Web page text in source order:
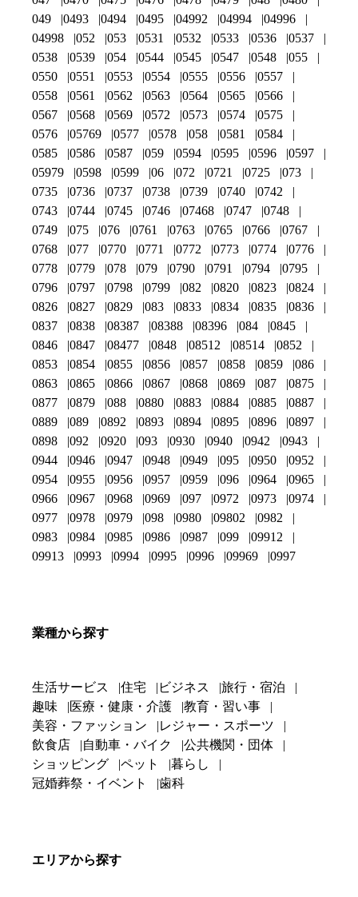
049
0493 0494 0495 04992 04994
04996
04998
052 053 0531 0532 0533 0536
0537
0538
0539 054 0544 0545 0547 0548
055
0550
0551 0553 0554 0555 0556
0557
0558
0561 0562 0563 0564 0565
0566
0567
0568 0569 0572 0573 0574
0575
0576
05769 0577 0578 058 0581
0584
0585
0586 0587 059 0594 0595 0596
0597
05979
0598 0599 06 072 0721 0725
073
0735
0736 0737 0738 0739 0740
0742
0743
0744 0745 0746 07468 0747
0748
0749
075 076 0761 0763 0765 0766
0767
0768
077 0770 0771 0772 0773 0774
0776
0778
0779 078 079 0790 0791 0794
0795
0796
0797 0798 0799 082 0820 0823
0824
0826
0827 0829 083 0833 0834 0835
0836
0837
0838 08387 08388 08396 084
0845
0846
0847 08477 0848 08512 08514
0852
0853
0854 0855 0856 0857 0858 0859
086
0863
0865 0866 0867 0868 0869 087
0875
0877
0879 088 0880 0883 0884 0885
0887
0889
089 0892 0893 0894 0895 0896
0897
0898
092 0920 093 0930 0940 0942
0943
0944
0946 0947 0948 0949 095 0950
0952
0954
0955 0956 0957 0959 096 0964
0965
0966
0967 0968 0969 097 0972 0973
0974
0977
0978 0979 098 0980 09802
0982
0983
0984 0985 0986 0987 099
09912
09913
0993 0994 0995 0996 09969 0997
業種から探す
生活サービス 住宅 ビジネス
旅行・宿泊
趣味
医療・健康・介護
教育・習い事
美容・ファッション
レジャー・スポーツ
飲食店
自動車・バイク
公共機関・団体
ショッピング
ペット
暮らし
冠婚葬祭・イベント
歯科
エリアから探す